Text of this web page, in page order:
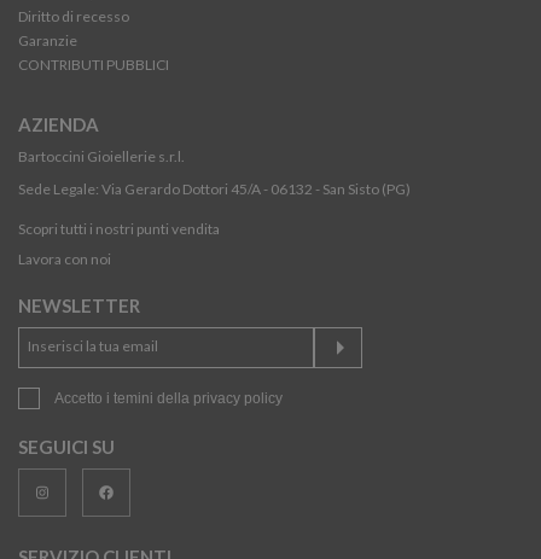
Diritto di recesso
Garanzie
CONTRIBUTI PUBBLICI
AZIENDA
Bartoccini Gioiellerie s.r.l.
Sede Legale: Via Gerardo Dottori 45/A - 06132 - San Sisto (PG)
Scopri tutti i nostri punti vendita
Lavora con noi
NEWSLETTER
Accetto i temini della privacy policy
SEGUICI SU